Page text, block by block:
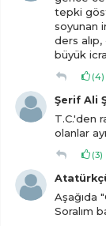
tepki
soyunan
ders
büyük
(4)
Şerif Ali
T.C.'den
olanlar
(3)
Aşağıda
Soralım